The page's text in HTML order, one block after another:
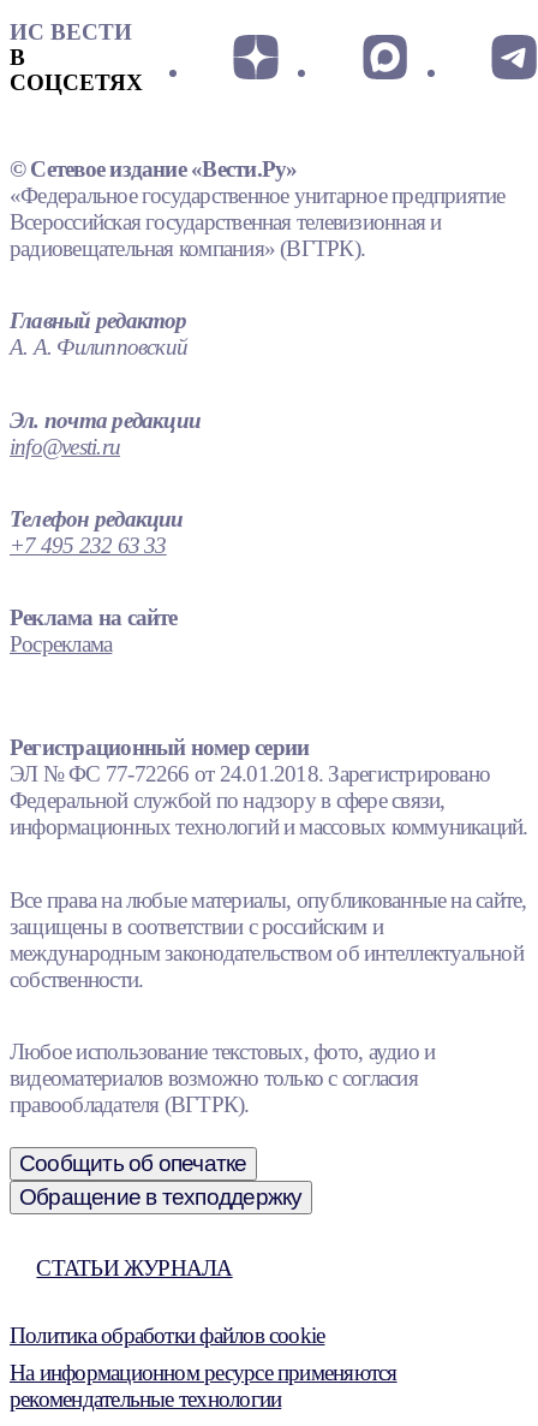
ИС ВЕСТИ
В
СОЦСЕТЯХ
© Сетевое издание «Вести.Ру»
«Федеральное государственное унитарное предприятие
Всероссийская государственная телевизионная и
радиовещательная компания» (ВГТРК).
Главный редактор
А. А. Филипповский
Эл. почта редакции
info@vesti.ru
Телефон редакции
+7 495 232 63 33
Реклама на сайте
Росреклама
Регистрационный номер серии
ЭЛ № ФС 77-72266 от 24.01.2018. Зарегистрировано
Федеральной службой по надзору в сфере связи,
информационных технологий и массовых коммуникаций.
Все права на любые материалы, опубликованные на сайте,
защищены в соответствии с российским и
международным законодательством об интеллектуальной
собственности.
Любое использование текстовых, фото, аудио и
видеоматериалов возможно только с согласия
правообладателя (ВГТРК).
Сообщить об опечатке
Обращение в техподдержку
СТАТЬИ ЖУРНАЛА
Политика обработки файлов cookie
На информационном ресурсе применяются
рекомендательные технологии